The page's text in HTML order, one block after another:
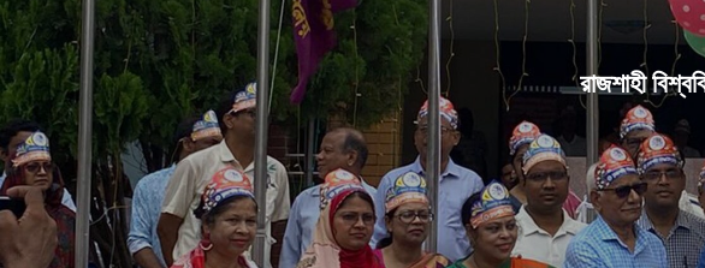
রাজশাহী